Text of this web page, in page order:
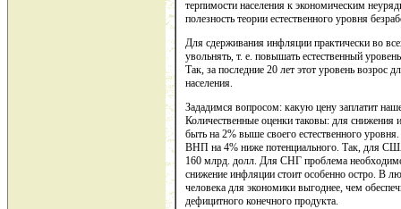
терпимости населения к экономическим
полезность теории естественного уровня
Для сдерживания инфляции практически во
увольнять, т. е. повышать естественный
Так, за последние 20 лет этот уровень
населения.
Зададимся вопросом: какую цену заплатит
Количественные оценки таковы: для снижения
быть на 2% выше своего естественного
ВНП на 4% ниже потенциального. Так, для
160 млрд. долл. Для СНГ проблема
снижение инфляции стоит особенно остро. В
человека для экономики выгоднее, чем
дефицитного конечного продукта.